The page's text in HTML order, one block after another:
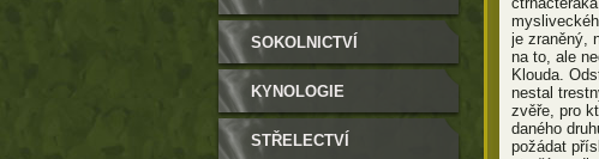
je zraněný,
na to, ale
Klouda.
nestal
zvěře, pro
daného
požádat
SOKOLNICTVÍ
KYNOLOGIE
STŘELECTVÍ